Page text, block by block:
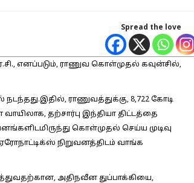
Spread the love
எனப்படும், ராணுவ கொள்முதல் கவுன்சில்,
ராணுவத்துக்கு, 8,722 கோடி
தற்சார்பு இந்தியா திட்டத்தை
கொள்முதல் செய்ய முடிவு
நிறுவனத்திடம் வாங்க
அதிநவீன துப்பாக்கியை,